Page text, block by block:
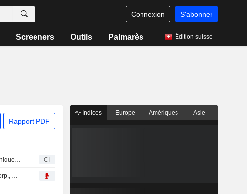
Connexion S'abonner
Screeners Outils Palmarès Édition suisse
Rapport PDF
Albany International Corp. communique ses prévisions de résultats pour le troisième trimestre 2026 CI
Transcript : Albany International Corp., Q2 2026 Earnings Call, Aug 04, 2026
Indices Europe Amériques Asie